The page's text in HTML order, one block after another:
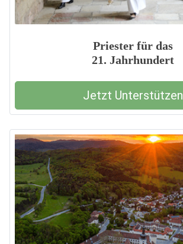
Priester für das
21. Jahrhundert
Jetzt Unterstützen